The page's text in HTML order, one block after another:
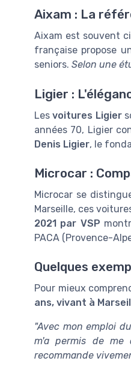
Aixam : La
Aixam est souvent
française propose
seniors. Selon une
Ligier :
Lesvoitures Ligier
années 70, Ligier
Denis Ligier, le
Microcar :
Microcar se
Marseille, ces
2021 par VSP
PACA (Provence-
Quelques
Pour mieux
ans, vivant à
"Avec mon emploi
m'a permis de me
recommande